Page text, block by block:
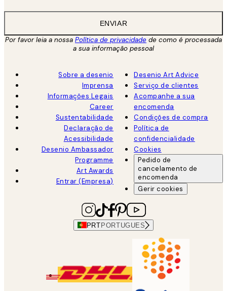
ENVIAR
Por favor leia a nossa Política de privacidade de como é processada
a sua informação pessoal
Sobre a desenio
Imprensa
Informações Legais
Career
Sustentabilidade
Declaração de
Acessibilidade
Desenio Ambassador
Programme
Art Awards
Entrar (Empresa)
Desenio Art Advice
Serviço de clientes
Acompanhe a sua
encomenda
Condições de compra
Política de
confidencialidade
Cookies
Pedido de
cancelamento de
encomenda
Gerir cookies
PRTPORTUGUES